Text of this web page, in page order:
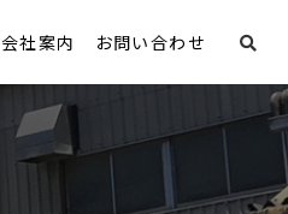
会社案内 お問い合わせ